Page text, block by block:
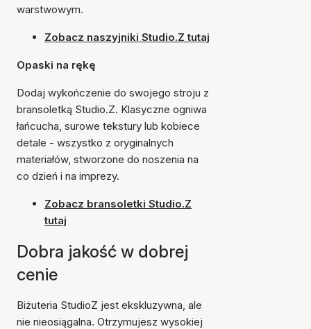
warstwowym.
Zobacz naszyjniki Studio.Z tutaj
Opaski na rękę
Dodaj wykończenie do swojego stroju z
bransoletką Studio.Z. Klasyczne ogniwa
łańcucha, surowe tekstury lub kobiece
detale - wszystko z oryginalnych
materiałów, stworzone do noszenia na
co dzień i na imprezy.
Zobacz bransoletki Studio.Z
tutaj
Dobra jakość w dobrej
cenie
Biżuteria StudioZ jest ekskluzywna, ale
nie nieosiągalna. Otrzymujesz wysokiej